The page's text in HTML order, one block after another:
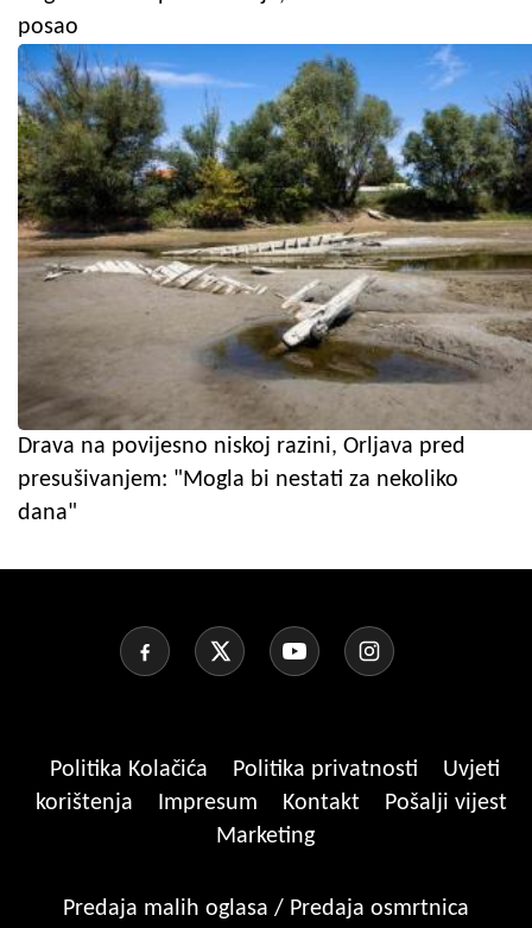
posao
Drava na povijesno niskoj razini, Orljava pred
presušivanjem: "Mogla bi nestati za nekoliko
dana"
Politika Kolačića Politika privatnosti
Uvjeti
korištenja
Impresum Kontakt
Pošalji vijest
Marketing
Predaja malih oglasa / Predaja osmrtnica